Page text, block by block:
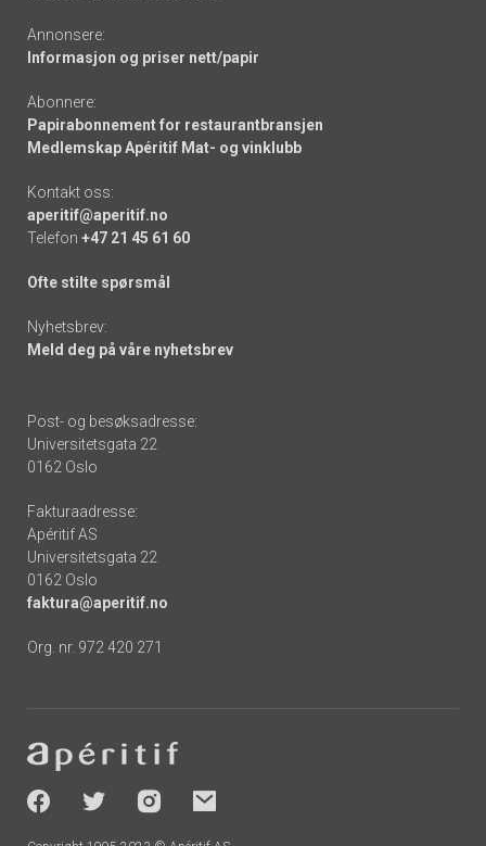
Annonsere:
Informasjon og priser nett/papir
Abonnere:
Papirabonnement for restaurantbransjen
Medlemskap Apéritif Mat- og vinklubb
Kontakt oss:
aperitif@aperitif.no
Telefon +47 21 45 61 60
Ofte stilte spørsmål
Nyhetsbrev:
Meld deg på våre nyhetsbrev
Post- og besøksadresse:
Universitetsgata 22
0162 Oslo
Fakturaadresse:
Apéritif AS
Universitetsgata 22
0162 Oslo
faktura@aperitif.no
Org. nr. 972 420 271
-
socials